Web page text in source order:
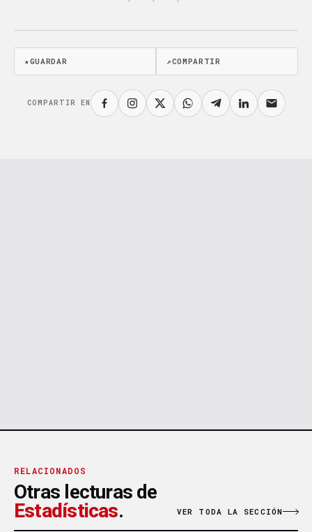
★GUARDAR ↗COMPARTIR
COMPARTIR EN
RELACIONADOS
Otras lecturas de
Estadísticas. VER TODA LA SECCIÓN